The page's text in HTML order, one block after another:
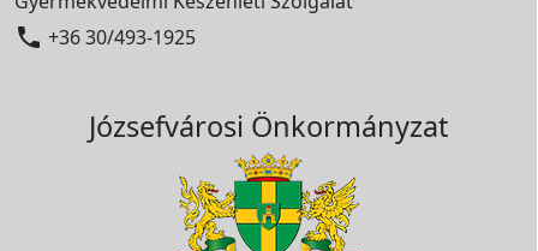
 +36 30/493-1925
Józsefvárosi Önkormányzat